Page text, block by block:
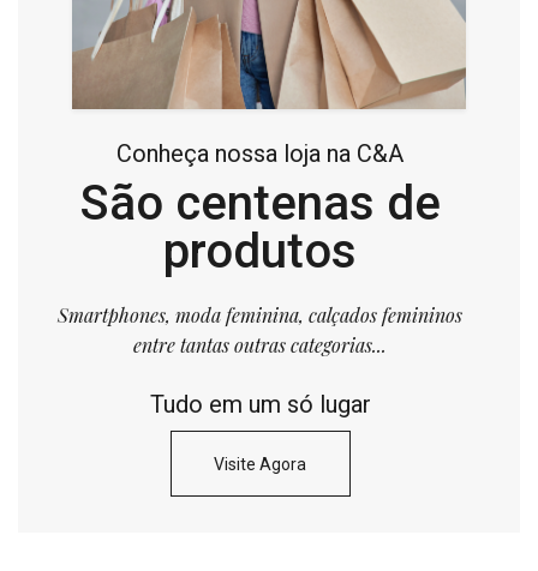
Conheça nossa loja na C&A
São centenas de
produtos
Smartphones, moda feminina, calçados femininos
entre tantas outras categorias...
Tudo em um só lugar
Visite Agora